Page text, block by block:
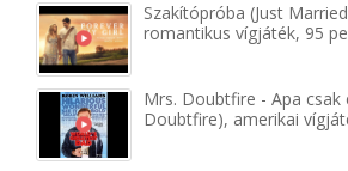
Szakítópróba (Just
romantikus vígjáték, 95
Mrs. Doubtfire - Apa csak
Doubtfire), amerikai